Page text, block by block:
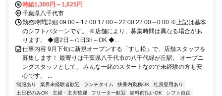
時給1,300円～1,625円
千葉県八千代市
勤務時間詳細 09:00～17:00 17:00～22:00 22:00～0:00 ※上記は基本
のシフトパターンです。 ※店舗により、募集時間は異なる場合があ
ります。 ◆週2日～/1日3h～OK ◆...
仕事内容 9月下旬に新規オープンする「すし松」で、店舗スタッフを
募集します！ 最寄りは千葉県八千代市の八千代緑が丘駅。 オープニ
ングスタッフとして、 みんな一緒のスタートなので未経験の方も安
心です。 ...
制服あり 業界未経験者歓迎 ランチタイム 扶養内勤務OK
社員登用あり
土日祝のみOK
主婦・主夫歓迎 フリーター歓迎 給料前払いOK
シフト自由